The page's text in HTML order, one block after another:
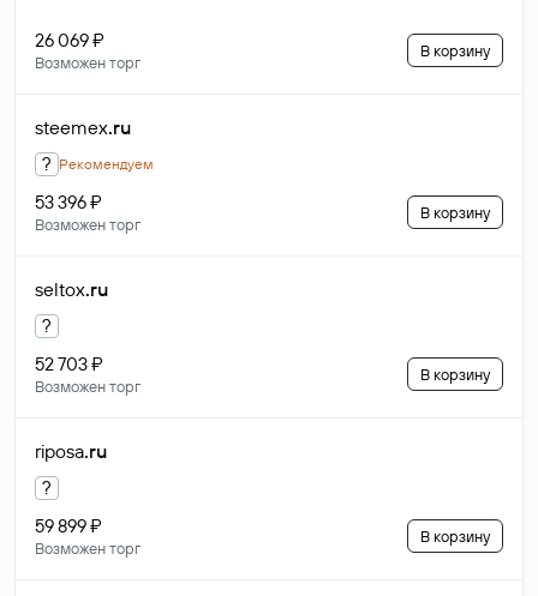
26 069 ₽
Возможен торг
В корзину
steemex.ru
? Рекомендуем
53 396 ₽
Возможен торг
В корзину
seltox.ru
?
52 703 ₽
Возможен торг
В корзину
riposa.ru
?
59 899 ₽
Возможен торг
В корзину